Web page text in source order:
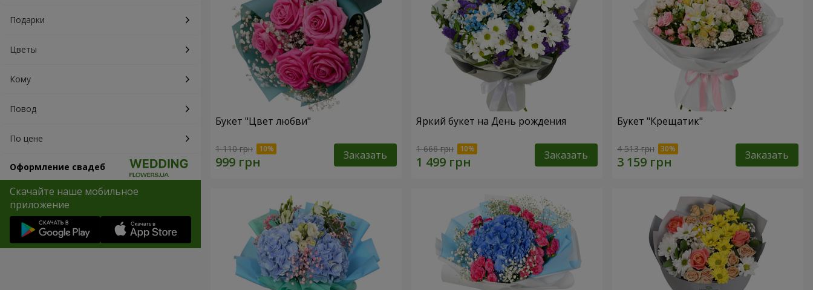
Подарки
Цветы
Кому
Повод
По цене
Оформление свадеб
Скачайте наше мобильное
приложение
Букет "Цвет любви"
1 110 грн Заказать
Яркий букет на День рождения
1 666 грн Заказать
Букет "Крещатик"
4 513 грн Заказать